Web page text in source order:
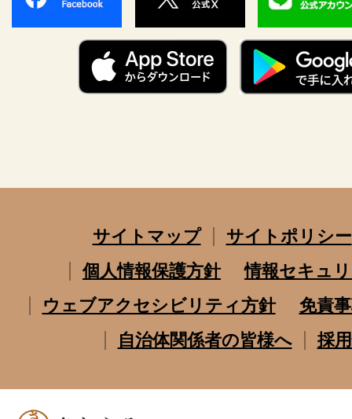
サイトマップ
サイトポリシー
個人情報保護方針
情報セキュ
ウェブアクセシビリティ方針
免責
自治体関係者の皆様へ
採